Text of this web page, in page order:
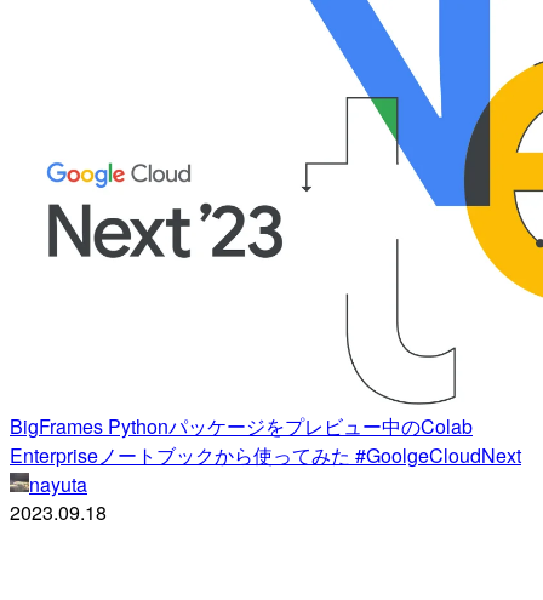
BigFrames Pythonパッケージをプレビュー中のColab
Enterpriseノートブックから使ってみた #GoolgeCloudNext
nayuta
2023.09.18